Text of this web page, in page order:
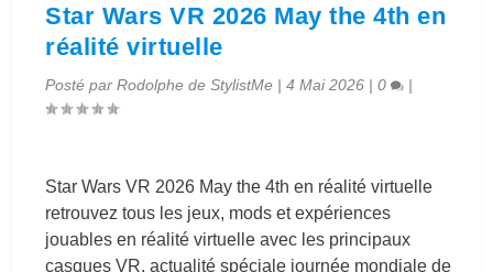
Star Wars VR 2026 May the 4th en
réalité virtuelle
Posté parRodolphe de StylistMe |4 Mai 2026 |0 |
Star Wars VR 2026 May the 4th en réalité virtuelle
retrouvez tous les jeux, mods et expériences
jouables en réalité virtuelle avec les principaux
casques VR, actualité spéciale journée mondiale de